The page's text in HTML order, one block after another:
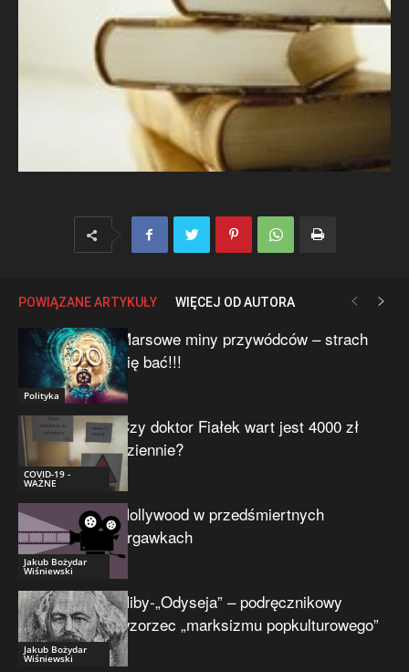
POWIĄZANE ARTYKUŁY WIĘCEJ OD AUTORA
Polityka
Marsowe miny przywódców – strach
się bać!!!
COVID-19 -
WAŻNE
Czy doktor Fiałek wart jest 4000 zł
dziennie?
Jakub Bożydar
Wiśniewski
Hollywood w przedśmiertnych
drgawkach
Jakub Bożydar
Wiśniewski
Niby-„Odyseja” – podręcznikowy
wzorzec „marksizmu popkulturowego”